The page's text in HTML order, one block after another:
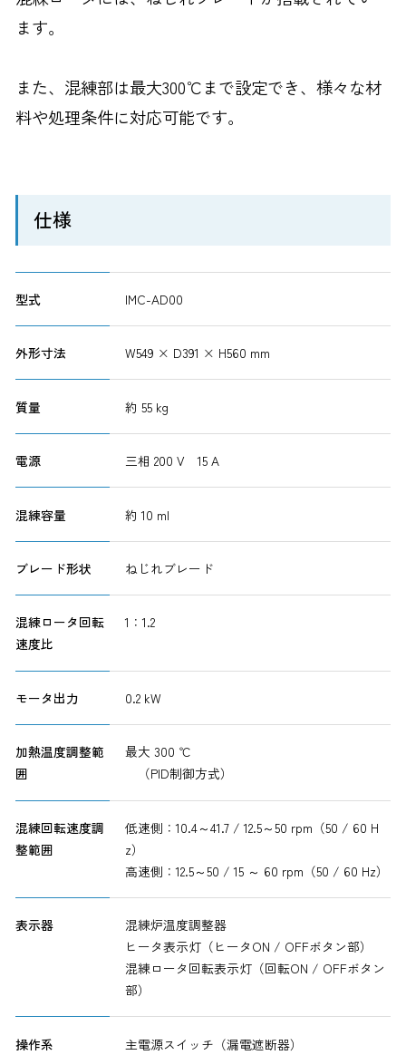
ます。
また、混練部は最大300℃まで設定でき、様々な材
料や処理条件に対応可能です。
仕様
型式 IMC-AD00
外形寸法 W549 × D391 × H560 mm
質量 約 55 kg
電源 三相 200 V 15 A
混練容量 約 10 ml
ブレード形状 ねじれブレード
混練ロータ回転
速度比
1：1.2
モータ出力 0.2 kW
加熱温度調整範
囲
最大 300 ℃
（PID制御方式）
混練回転速度調
整範囲
低速側：10.4～41.7 / 12.5～50 rpm（50 / 60 H
z）
高速側：12.5～50 / 15 ～ 60 rpm（50 / 60 Hz）
表示器
混練炉温度調整器
ヒータ表示灯（ヒータON / OFFボタン部）
混練ロータ回転表示灯（回転ON / OFFボタン
部）
操作系
主電源スイッチ（漏電遮断器）